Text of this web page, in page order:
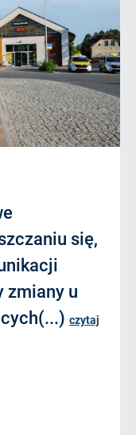
się,
zmiany u
czytaj